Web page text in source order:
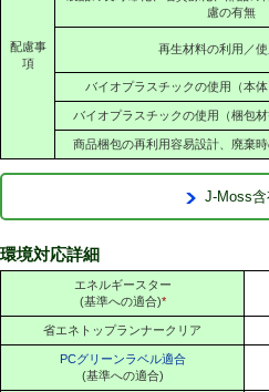
配慮事
項
慮の有無
再生材料の利用／
バイオプラスチックの使用（本
バイオプラスチックの使用（梱包
商品梱包の再利用容易設計、廃棄
J-Moss含
環境対応詳細
エネルギースター
(基準への適合)*
省エネトップランナークリア
PCグリーンラベル適合
(基準への適合)